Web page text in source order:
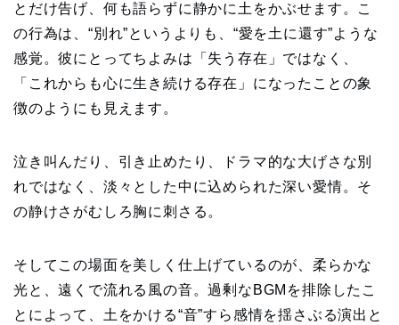
とだけ告げ、何も語らずに静かに土をかぶせます。こ
の行為は、“別れ”というよりも、“愛を土に還す”ような
感覚。彼にとってちよみは「失う存在」ではなく、
「これからも心に生き続ける存在」になったことの象
徴のようにも見えます。
泣き叫んだり、引き止めたり、ドラマ的な大げさな別
れではなく、淡々とした中に込められた深い愛情。そ
の静けさがむしろ胸に刺さる。
そしてこの場面を美しく仕上げているのが、柔らかな
光と、遠くで流れる風の音。過剰なBGMを排除したこ
とによって、土をかける“音”すら感情を揺さぶる演出と